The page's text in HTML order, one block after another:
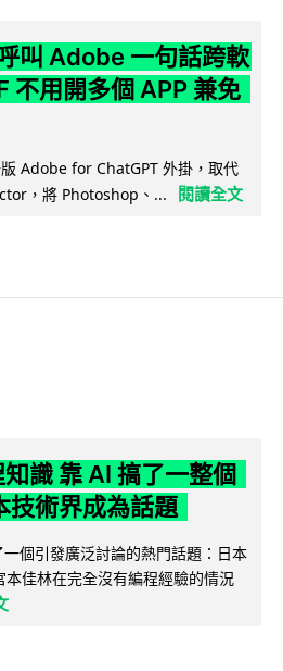
叫 Adobe 一句話跨軟
不用開多個 APP 兼免
Adobe for ChatGPT 外掛，取代
，將 Photoshop、...
閱讀全文
識 靠 AI 搞了一整個
技術界成為話題
個引發廣泛討論的熱門話題：日本
佳林在完全沒有編程經驗的情況